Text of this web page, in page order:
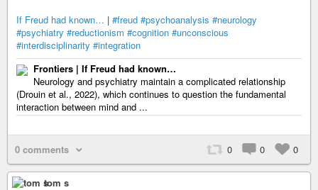
If Freud had known… | #freud #psychoanalysis #neurology
#psychiatry #reductionism #cognition #unconscious
#interdisciplinarity #integration
Frontiers | If Freud had known…
Neurology and psychiatry maintain a complicated relationship
(Drouin et al., 2022), which continues to question the fundamental
interaction between mind and ...
0 comments 0 0 0
tom s